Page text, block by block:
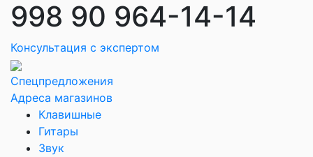
998 90 964-14-14
Консультация с экспертом
Спецпредложения
Адреса магазинов
Клавишные
Гитары
Звук